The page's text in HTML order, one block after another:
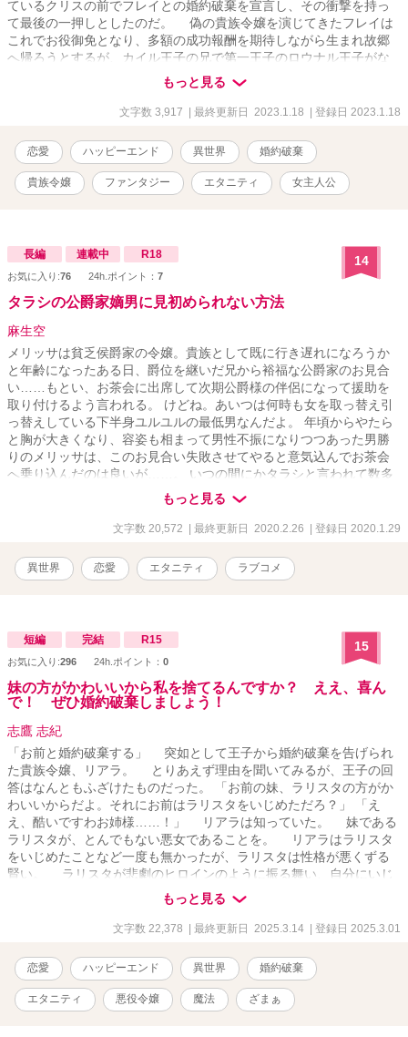
ているクリスの前でフレイとの婚約破棄を宣言し、その衝撃を持っ
て最後の一押しとしたのだ。 偽の貴族令嬢を演じてきたフレイは
これでお役御免となり、多額の成功報酬を期待しながら生まれ故郷
へ帰ろうとするが、カイル王子の兄で第一王子のロウナル王子がな
ぜか行く手を阻む。 早くこの場を立ち去りたいフレイと、しつこ
いほどに求愛してくるロウナル王子との押し問答はどういう結末を
たどるのだろうか。
もっと見る
文字数 3,917 | 最終更新日 2023.1.18 | 登録日 2023.1.18
恋愛 ハッピーエンド 異世界 婚約破棄
貴族令嬢 ファンタジー エタニティ 女主人公
長編 連載中 R18
お気に入り:76 24h.ポイント： 7
14
タラシの公爵家嫡男に見初められない方法
麻生空
メリッサは貧乏侯爵家の令嬢。貴族として既に行き遅れになろうか
と年齢になったある日、爵位を継いだ兄から裕福な公爵家のお見合
い……もとい、お茶会に出席して次期公爵様の伴侶になって援助を
取り付けるよう言われる。 けどね。あいつは何時も女を取っ替え引
っ替えしている下半身ユルユルの最低男なんだよ。 年頃からやたら
と胸が大きくなり、容姿も相まって男性不振になりつつあった男勝
りのメリッサは、このお見合い失敗させてやると意気込んでお茶会
へ乗り込んだのは良いが……。 いつの間にかタラシと言われて数多
の女性と噂の絶えない公爵家嫡男に無理矢理処女を奪われて気付い
たら執着されていました。 大分勘違いの多い二人ですが、色々な意
味で男がゲスい。そんな「ゲスいのでも大丈夫だよ」と言う方ウェ
あり、ラストを書き換えたく思います。 ※作者は男性ではないの
で、男性の感じ方や描写に間違いがあるかもしれません。先にお詫
もっと見る
文字数 20,572 | 最終更新日 2020.2.26 | 登録日 2020.1.29
異世界 恋愛 エタニティ ラブコメ
短編 完結 R15
お気に入り:296 24h.ポイント： 0
15
妹の方がかわいいから私を捨てるんですか？ ええ、喜ん
で！ ぜひ婚約破棄しましょう！
志鷹 志紀
「お前と婚約破棄する」 突如として王子から婚約破棄を告げられ
た貴族令嬢、リアラ。 とりあえず理由を聞いてみるが、王子の回
答はなんともふざけたものだった。 「お前の妹、ラリスタの方がか
わいいからだよ。それにお前はラリスタをいじめただろ？」 「え
え、酷いですわお姉様……！」 リアラは知っていた。 妹である
ラリスタが、とんでもない悪女であることを。 リアラはラリスタ
をいじめたことなど一度も無かったが、ラリスタは性格が悪くずる
賢い。 ラリスタが悲劇のヒロインのように振る舞い、自分にいじ
められたとウソを吐いたのだと瞬時に察した。 そして同時に、そ
んな見え透いたウソも見抜けない愚鈍な王子に失望した。 「ええ、
喜んで！ ぜひ婚約破棄しましょう！」 目をキラキラと輝かせ。
もっと見る
文字数 22,378 | 最終更新日 2025.3.14 | 登録日 2025.3.01
恋愛 ハッピーエンド 異世界 婚約破棄
エタニティ 悪役令嬢 魔法 ざまぁ